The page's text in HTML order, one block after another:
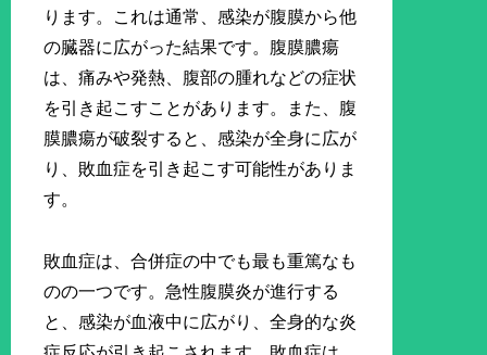
ります。これは通常、感染が腹膜から他
の臓器に広がった結果です。腹膜膿瘍
は、痛みや発熱、腹部の腫れなどの症状
を引き起こすことがあります。また、腹
膜膿瘍が破裂すると、感染が全身に広が
り、敗血症を引き起こす可能性がありま
す。
敗血症は、合併症の中でも最も重篤なも
のの一つです。急性腹膜炎が進行する
と、感染が血液中に広がり、全身的な炎